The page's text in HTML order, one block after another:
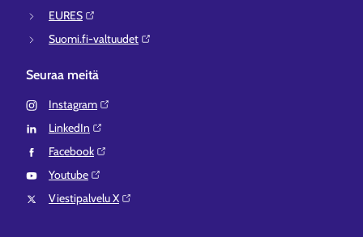
EURES⁠
Suomi.fi-valtuudet⁠
Seuraa meitä
Instagram⁠
LinkedIn⁠
Facebook⁠
Youtube⁠
Viestipalvelu X⁠